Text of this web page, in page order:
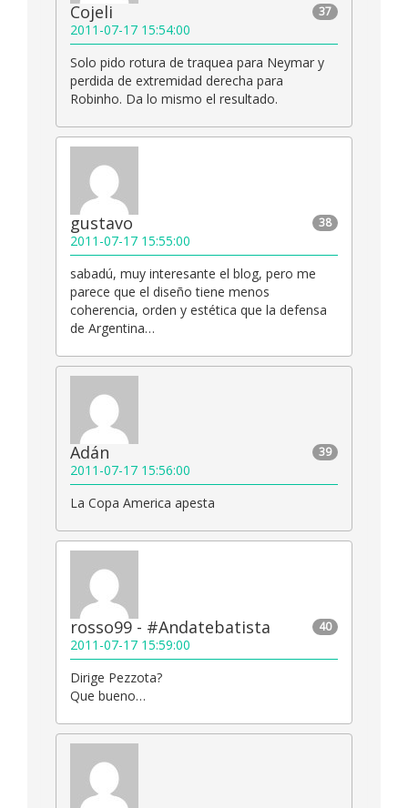
37
Cojeli
2011-07-17 15:54:00
Solo pido rotura de traquea para Neymar y
perdida de extremidad derecha para
Robinho. Da lo mismo el resultado.
38
gustavo
2011-07-17 15:55:00
sabadú, muy interesante el blog, pero me
parece que el diseño tiene menos
coherencia, orden y estética que la defensa
de Argentina…
39
Adán
2011-07-17 15:56:00
La Copa America apesta
40
rosso99 - #Andatebatista
2011-07-17 15:59:00
Dirige Pezzota?
Que bueno…